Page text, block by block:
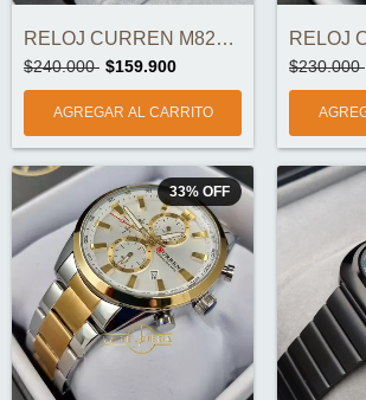
RELOJ CURREN M8291-4 CRONOGRAFOS ORIGINA...
$240.000 $159.900 $230.000
33% OFF